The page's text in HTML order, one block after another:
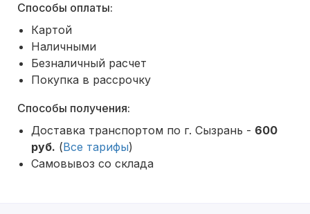
Способы оплаты:
Картой
Наличными
Безналичный расчет
Покупка в рассрочку
Способы получения:
Доставка транспортом по г. Сызрань - 600
руб. (Все тарифы)
Самовывоз со склада